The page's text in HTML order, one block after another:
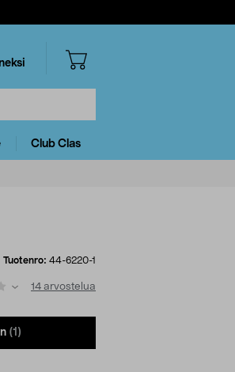
Club Clas
Tuotenro: 44-6220-1
14 arvostelua
(1)